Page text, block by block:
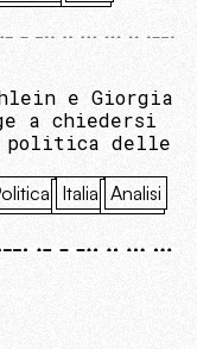
e Giorgia
a chiedersi
politica delle
Italia Analisi